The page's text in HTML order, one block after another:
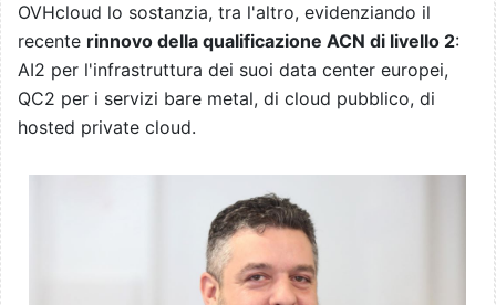
OVHcloud lo sostanzia, tra l'altro, evidenziando il
recente rinnovo della qualificazione ACN di livello 2:
AI2 per l'infrastruttura dei suoi data center europei,
QC2 per i servizi bare metal, di cloud pubblico, di
hosted private cloud.